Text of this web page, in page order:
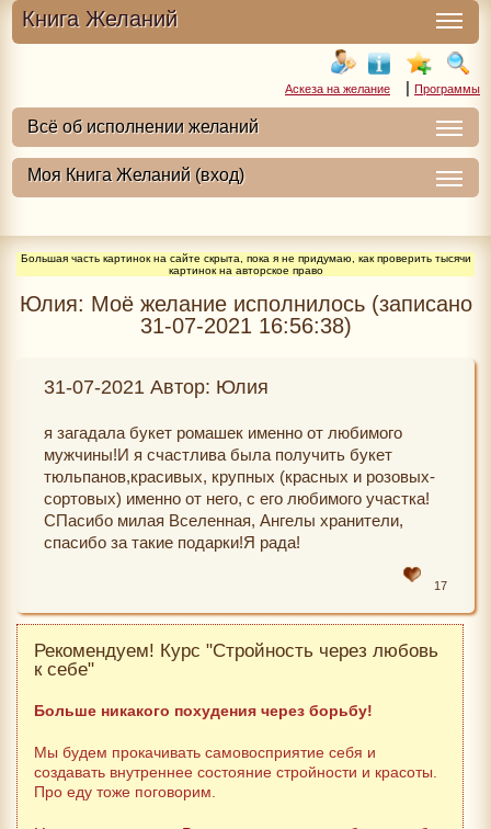
Книга Желаний
Аскеза на желание | Программы
Большая часть картинок на сайте скрыта, пока я не придумаю, как проверить тысячи
картинок на авторское право
Юлия: Моё желание исполнилось (записано
31-07-2021 16:56:38)
31-07-2021 Автор: Юлия
я загадала букет ромашек именно от любимого
мужчины!И я счастлива была получить букет
тюльпанов,красивых, крупных (красных и розовых-
сортовых) именно от него, с его любимого участка!
СПасибо милая Вселенная, Ангелы хранители,
спасибо за такие подарки!Я рада!
17
Рекомендуем! Курс "Стройность через любовь
к себе"
Больше никакого похудения через борьбу!
Мы будем прокачивать самовосприятие себя и
создавать внутреннее состояние стройности и красоты.
Про еду тоже поговорим.